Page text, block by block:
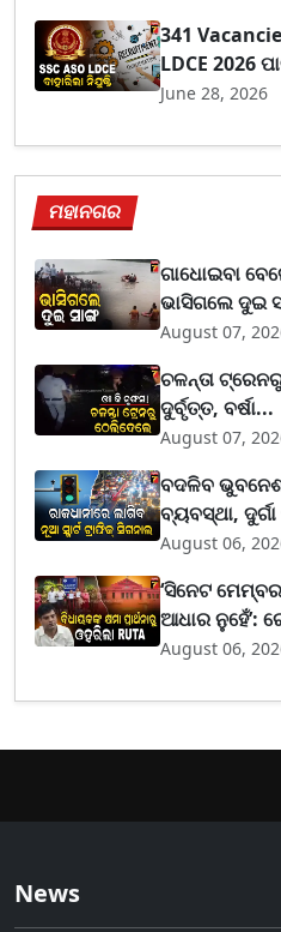
341
LDCE 2026
June 28, 2026
ମହାନଗର
ଗାଧୋଇବା
ଭାସିଗଲେ ଦୁଇ
August 07,
ଚଳନ୍ତା
ଦୁର୍ବୃତ୍ତ, ବର୍ଷା...
August 07,
ବଦଳିବ
ବ୍ୟବସ୍ଥା,
August 06,
‘ସିନେଟ
ଆଧାର ନୁହେଁ’:
August 06,
News